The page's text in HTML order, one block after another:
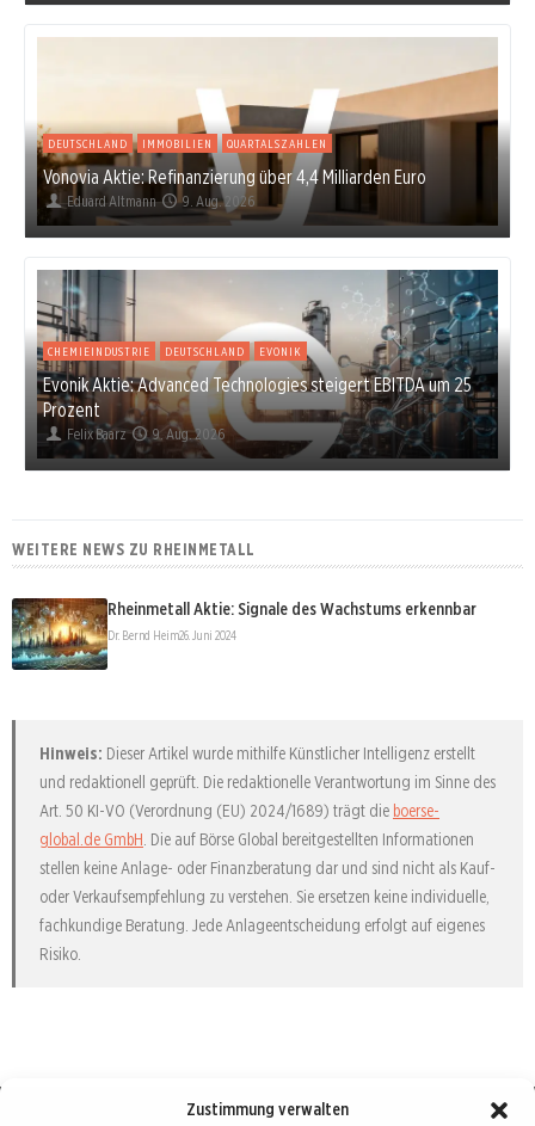
Zustimmung verwalten
DEUTSCHLAND IMMOBILIEN QUARTALSZAHLEN
Vonovia Aktie: Refinanzierung über 4,4 Milliarden Euro
Eduard Altmann 9. Aug. 2026
CHEMIEINDUSTRIE DEUTSCHLAND EVONIK
Evonik Aktie: Advanced Technologies steigert EBITDA um 25
Prozent
Felix Baarz 9. Aug. 2026
WEITERE NEWS ZU RHEINMETALL
Rheinmetall Aktie: Signale des Wachstums erkennbar
Dr. Bernd Heim26. Juni 2024
Hinweis: Dieser Artikel wurde mithilfe Künstlicher Intelligenz erstellt
und redaktionell geprüft. Die redaktionelle Verantwortung im Sinne des
Art. 50 KI-VO (Verordnung (EU) 2024/1689) trägt die boerse-
global.de GmbH. Die auf Börse Global bereitgestellten Informationen
stellen keine Anlage- oder Finanzberatung dar und sind nicht als Kauf-
oder Verkaufsempfehlung zu verstehen. Sie ersetzen keine individuelle,
fachkundige Beratung. Jede Anlageentscheidung erfolgt auf eigenes
Risiko.